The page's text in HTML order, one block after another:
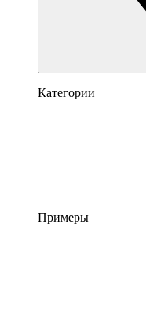
Категории
Примеры